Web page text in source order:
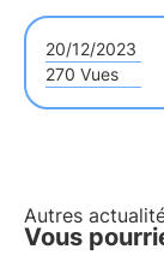
20/12/2023
270 Vues
Autres
Vous